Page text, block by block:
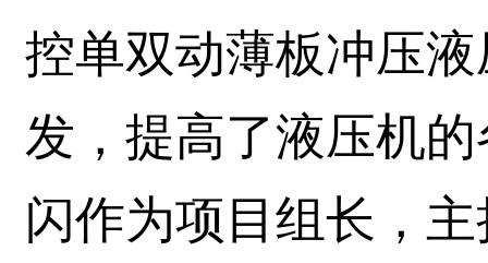
控单双动薄板冲压
发，提高了液压机
闪作为项目组长，